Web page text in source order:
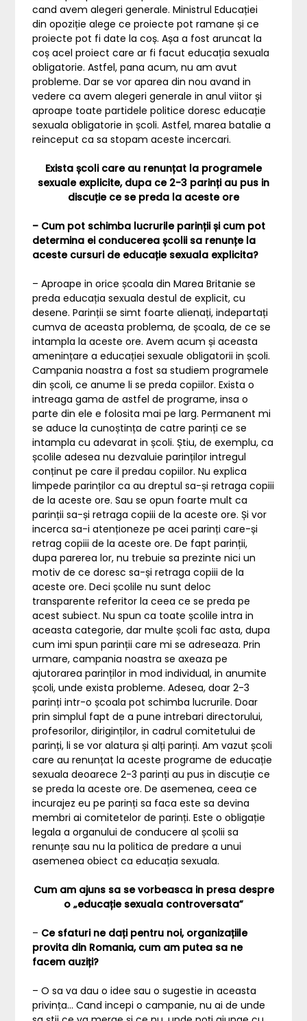
cand avem alegeri generale. Ministrul Educației
din opoziție alege ce proiecte pot ramane și ce
proiecte pot fi date la coș. Așa a fost aruncat la
coș acel proiect care ar fi facut educația sexuala
obligatorie. Astfel, pana acum, nu am avut
probleme. Dar se vor aparea din nou avand in
vedere ca avem alegeri generale in anul viitor și
aproape toate partidele politice doresc educație
sexuala obligatorie in școli. Astfel, marea batalie a
reinceput ca sa stopam aceste incercari.
Exista școli care au renunțat la programele
sexuale explicite, dupa ce 2-3 parinți au pus in
discuție ce se preda la aceste ore
– Cum pot schimba lucrurile parinții și cum pot
determina ei conducerea școlii sa renunțe la
aceste cursuri de educație sexuala explicita?
– Aproape in orice școala din Marea Britanie se
preda educația sexuala destul de explicit, cu
desene. Parinții se simt foarte alienați, indepartați
cumva de aceasta problema, de școala, de ce se
intampla la aceste ore. Avem acum și aceasta
amenințare a educației sexuale obligatorii in școli.
Campania noastra a fost sa studiem programele
din școli, ce anume li se preda copiilor. Exista o
intreaga gama de astfel de programe, insa o
parte din ele e folosita mai pe larg. Permanent mi
se aduce la cunoștința de catre parinți ce se
intampla cu adevarat in școli. Știu, de exemplu, ca
școlile adesea nu dezvaluie parinților intregul
conținut pe care il predau copiilor. Nu explica
limpede parinților ca au dreptul sa-și retraga copiii
de la aceste ore. Sau se opun foarte mult ca
parinții sa-și retraga copiii de la aceste ore. Și vor
incerca sa-i atenționeze pe acei parinți care-și
retrag copiii de la aceste ore. De fapt parinții,
dupa parerea lor, nu trebuie sa prezinte nici un
motiv de ce doresc sa-și retraga copiii de la
aceste ore. Deci școlile nu sunt deloc
transparente referitor la ceea ce se preda pe
acest subiect. Nu spun ca toate școlile intra in
aceasta categorie, dar multe școli fac asta, dupa
cum imi spun parinții care mi se adreseaza. Prin
urmare, campania noastra se axeaza pe
ajutorarea parinților in mod individual, in anumite
școli, unde exista probleme. Adesea, doar 2-3
parinți intr-o școala pot schimba lucrurile. Doar
prin simplul fapt de a pune intrebari directorului,
profesorilor, diriginților, in cadrul comitetului de
parinți, li se vor alatura și alți parinți. Am vazut școli
care au renunțat la aceste programe de educație
sexuala deoarece 2-3 parinți au pus in discuție ce
se preda la aceste ore. De asemenea, ceea ce
incurajez eu pe parinți sa faca este sa devina
membri ai comitetelor de parinți. Este o obligație
legala a organului de conducere al școlii sa
renunțe sau nu la politica de predare a unui
asemenea obiect ca educația sexuala.
Cum am ajuns sa se vorbeasca in presa despre
o „educație sexuala controversata”
– Ce sfaturi ne dați pentru noi, organizațiile
provita din Romania, cum am putea sa ne
facem auziți?
– O sa va dau o idee sau o sugestie in aceasta
privința… Cand incepi o campanie, nu ai de unde